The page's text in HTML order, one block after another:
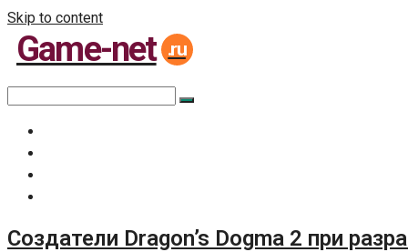
Skip to content
Game-net .ru
Создатели Dragon’s Dogma 2 при